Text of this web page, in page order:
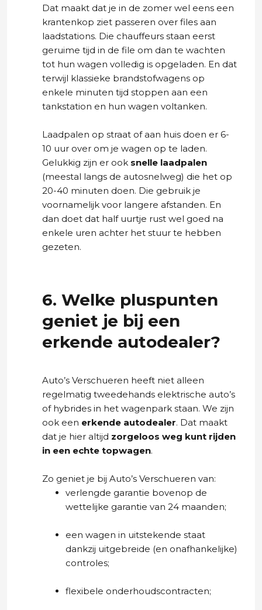
Dat maakt dat je in de zomer wel eens een
krantenkop ziet passeren over files aan
laadstations. Die chauffeurs staan eerst
geruime tijd in de file om dan te wachten
tot hun wagen volledig is opgeladen. En dat
terwijl klassieke brandstofwagens op
enkele minuten tijd stoppen aan een
tankstation en hun wagen voltanken.
Laadpalen op straat of aan huis doen er 6-
10 uur over om je wagen op te laden.
Gelukkig zijn er ook snelle laadpalen
(meestal langs de autosnelweg) die het op
20-40 minuten doen. Die gebruik je
voornamelijk voor langere afstanden. En
dan doet dat half uurtje rust wel goed na
enkele uren achter het stuur te hebben
gezeten.
6. Welke pluspunten
geniet je bij een
erkende autodealer?
Auto’s Verschueren heeft niet alleen
regelmatig tweedehands elektrische auto’s
of hybrides in het wagenpark staan. We zijn
ook een erkende autodealer. Dat maakt
dat je hier altijd zorgeloos weg kunt rijden
in een echte topwagen.
Zo geniet je bij Auto’s Verschueren van:
verlengde garantie bovenop de
wettelijke garantie van 24 maanden;
een wagen in uitstekende staat
dankzij uitgebreide (en onafhankelijke)
controles;
flexibele onderhoudscontracten;